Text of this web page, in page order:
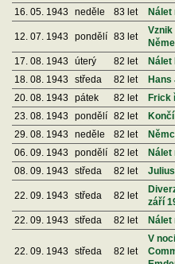
16. 05. 1943
neděle 83 let
12. 07. 1943 pondělí 83 let
Vznik
17. 08. 1943
úterý 82 let
Nálet
18. 08. 1943
středa 82 let
20. 08. 1943
pátek 82 let
Frick
23. 08. 1943
pondělí 82 let
29. 08. 1943
neděle 82 let
06. 09. 1943
pondělí 82 let
Nálet
08. 09. 1943
středa 82 let
22. 09. 1943 středa 82 let
září
22. 09. 1943
středa 82 let Nálet
22. 09. 1943 středa 82 let
V